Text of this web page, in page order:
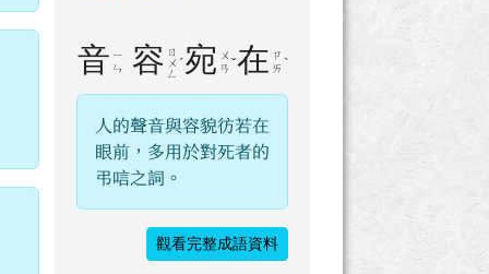
音 ㄧ
ㄣ
容 ㄖ
ㄨ
ㄥ
ˊ宛 ㄨ
ㄢ ˇ在 ㄗ
ㄞ ˋ
人的聲音與容貌彷若在
眼前，多用於對死者的
弔唁之詞。
觀看完整成語資料